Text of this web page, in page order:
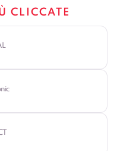
CLICCATE